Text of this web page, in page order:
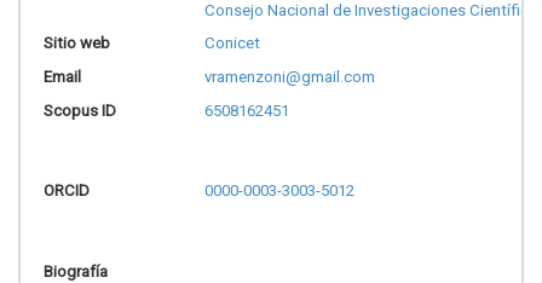
Consejo Nacional de Investigaciones
Sitio web
Conicet
Email
vramenzoni@gmail.com
Scopus ID
6508162451
ORCID 0000-0003-3003-5012
Biografía